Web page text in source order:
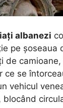
albanezi
pe șoseaua
de
ce se
vehicul
blocând